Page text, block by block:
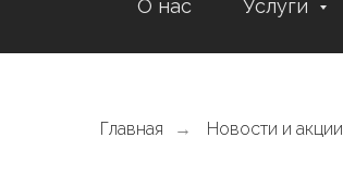
О нас Услуги
Главная → Новости и акции